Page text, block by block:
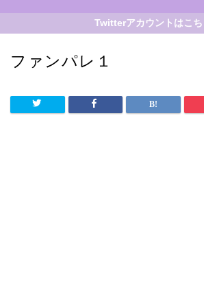
Twitterアカウントはこち
ファンパレ１